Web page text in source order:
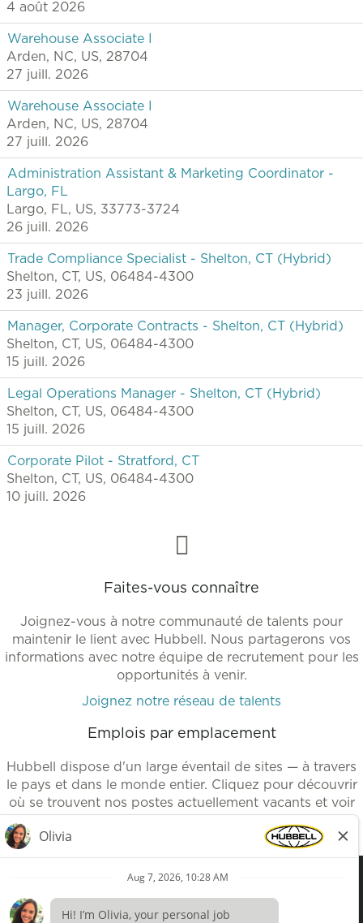
4 août 2026
Warehouse Associate I
Arden, NC, US, 28704
27 juill. 2026
Warehouse Associate I
Arden, NC, US, 28704
27 juill. 2026
Administration Assistant & Marketing Coordinator -
Largo, FL
Largo, FL, US, 33773-3724
26 juill. 2026
Trade Compliance Specialist - Shelton, CT (Hybrid)
Shelton, CT, US, 06484-4300
23 juill. 2026
Manager, Corporate Contracts - Shelton, CT (Hybrid)
Shelton, CT, US, 06484-4300
15 juill. 2026
Legal Operations Manager - Shelton, CT (Hybrid)
Shelton, CT, US, 06484-4300
15 juill. 2026
Corporate Pilot - Stratford, CT
Shelton, CT, US, 06484-4300
10 juill. 2026
Faites-vous connaître
Joignez-vous à notre communauté de talents pour
maintenir le lient avec Hubbell. Nous partagerons vos
informations avec notre équipe de recrutement pour les
opportunités à venir.
Joignez notre réseau de talents
Emplois par emplacement
Hubbell dispose d'un large éventail de sites — à travers
le pays et dans le monde entier. Cliquez pour découvrir
où se trouvent nos postes actuellement vacants et voir